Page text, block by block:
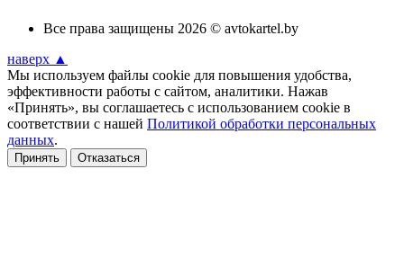
Все права защищены 2026 © avtokartel.by
наверх ▲
Мы используем файлы cookie для повышения удобства,
эффективности работы с сайтом, аналитики. Нажав
«Принять», вы соглашаетесь с использованием cookie в
соответствии с нашей Политикой обработки персональных
данных.
Принять Отказаться